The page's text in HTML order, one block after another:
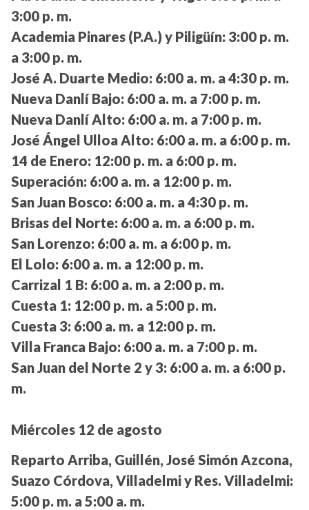
3:00 p. m.
Academia Pinares (P.A.) y Piligüín: 3:00 p. m.
a 3:00 p. m.
José A. Duarte Medio: 6:00 a. m. a 4:30 p. m.
Nueva Danlí Bajo: 6:00 a. m. a 7:00 p. m.
Nueva Danlí Alto: 6:00 a. m. a 7:00 p. m.
José Ángel Ulloa Alto: 6:00 a. m. a 6:00 p. m.
14 de Enero: 12:00 p. m. a 6:00 p. m.
Superación: 6:00 a. m. a 12:00 p. m.
San Juan Bosco: 6:00 a. m. a 4:30 p. m.
Brisas del Norte: 6:00 a. m. a 6:00 p. m.
San Lorenzo: 6:00 a. m. a 6:00 p. m.
El Lolo: 6:00 a. m. a 12:00 p. m.
Carrizal 1 B: 6:00 a. m. a 2:00 p. m.
Cuesta 1: 12:00 p. m. a 5:00 p. m.
Cuesta 3: 6:00 a. m. a 12:00 p. m.
Villa Franca Bajo: 6:00 a. m. a 7:00 p. m.
San Juan del Norte 2 y 3: 6:00 a. m. a 6:00 p.
m.
Miércoles 12 de agosto
Reparto Arriba, Guillén, José Simón Azcona,
Suazo Córdova, Villadelmi y Res. Villadelmi:
5:00 p. m. a 5:00 a. m.